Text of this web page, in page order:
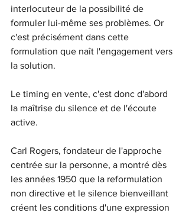
interlocuteur de la possibilité de
formuler lui-même ses problèmes. Or
c'est précisément dans cette
formulation que naît l'engagement vers
la solution.
Le timing en vente, c'est donc d'abord
la maîtrise du silence et de l'écoute
active.
Carl Rogers, fondateur de l'approche
centrée sur la personne, a montré dès
les années 1950 que la reformulation
non directive et le silence bienveillant
créent les conditions d'une expression